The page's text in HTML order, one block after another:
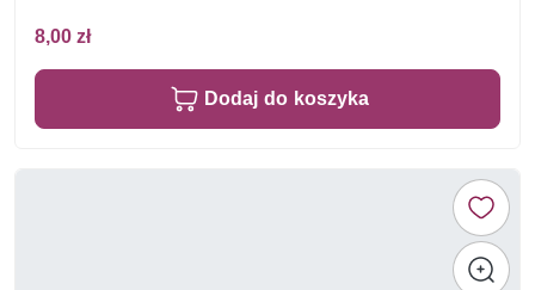
8,00 zł
Dodaj do koszyka